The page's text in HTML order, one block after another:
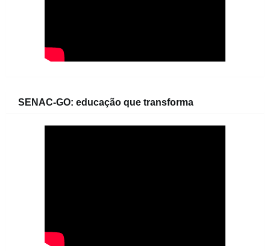
SENAC-GO: educação que transforma